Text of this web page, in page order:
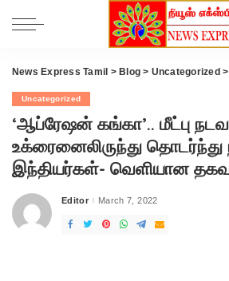
News Express Tamil > Blog > Uncategorized >
Uncategorized
‘ஆப்ரேஷன் கங்கா’.. மீட்பு
உக்ரைனைலிருந்து தொடர்ந்து
இந்தியர்கள்- வெளியான
Posted
Editor March 7, 2022